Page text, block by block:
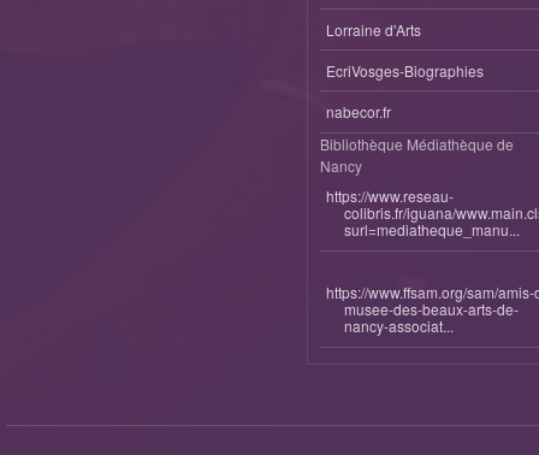
Lorraine d'Arts
EcriVosges-Biographies
nabecor.fr
Bibliothèque Médiathèque de
Nancy
https://www.reseau-
colibris.fr/iguana/
surl=mediatheque_manu...
https://www.ffsam.org/sam/amis-
musee-des-beaux-arts-de-
nancy-associat...